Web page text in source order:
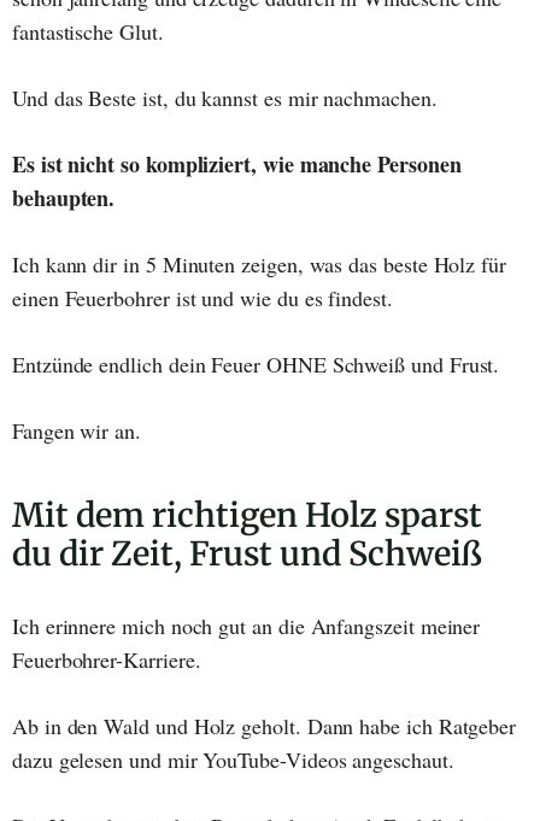
fantastische Glut.
Und das Beste ist, du kannst es mir nachmachen.
Es ist nicht so kompliziert, wie manche Personen
behaupten.
Ich kann dir in 5 Minuten zeigen, was das beste Holz für
einen Feuerbohrer ist und wie du es findest.
Entzünde endlich dein Feuer OHNE Schweiß und Frust.
Fangen wir an.
Mit dem richtigen Holz sparst
du dir Zeit, Frust und Schweiß
Ich erinnere mich noch gut an die Anfangszeit meiner
Feuerbohrer-Karriere.
Ab in den Wald und Holz geholt. Dann habe ich Ratgeber
dazu gelesen und mir YouTube-Videos angeschaut.